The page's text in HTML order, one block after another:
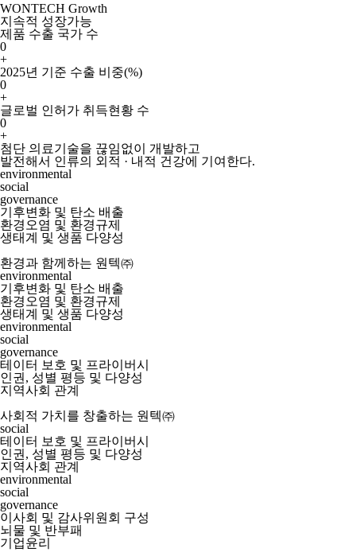
WONTECH Growth
지속적 성장가능
제품 수출 국가 수
0
+
2025년 기준 수출 비중(%)
0
+
글로벌 인허가 취득현황 수
0
+
첨단 의료기술을 끊임없이 개발하고
발전해서 인류의 외적 · 내적 건강에 기여한다.
environmental
social
governance
기후변화 및 탄소 배출
환경오염 및 환경규제
생태계 및 생품 다양성
환경과 함께하는 원텍㈜
environmental
기후변화 및 탄소 배출
환경오염 및 환경규제
생태계 및 생품 다양성
environmental
social
governance
테이터 보호 및 프라이버시
인권, 성별 평등 및 다양성
지역사회 관계
사회적 가치를 창출하는 원텍㈜
social
테이터 보호 및 프라이버시
인권, 성별 평등 및 다양성
지역사회 관계
environmental
social
governance
이사회 및 감사위원회 구성
뇌물 및 반부패
기업윤리